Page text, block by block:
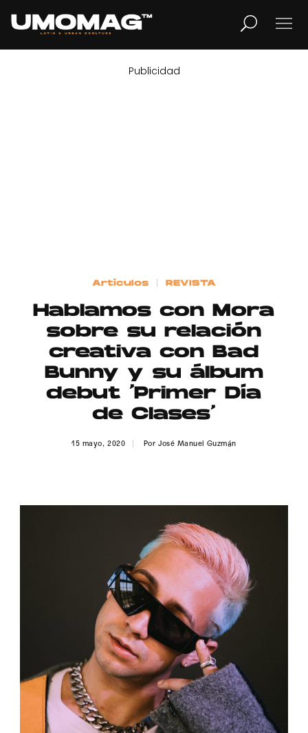
LIFESTYLE
Contacto
Aviso Legal
© 2015-2022 UMOMAG. PROPIEDAD DE UMO agency. TODOS LOS
Publicidad
Artículos REVISTA
Hablamos con Mora
sobre su relación
creativa con Bad
Bunny y su álbum
debut ‘Primer Día
de Clases’
15 mayo, 2020 Por José Manuel Guzmán